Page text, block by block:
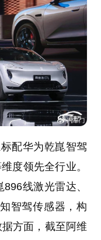
配华为乾崑智驾
度领先全行业。
线激光雷达、
智驾传感器，构
方面，截至阿维